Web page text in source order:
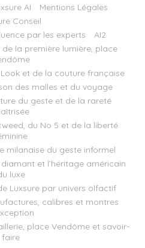
AI
Mentions Légales
Conseil
par les experts
AI2
la première lumière, place
et de la couture française
des malles et du voyage
du geste et de la rareté
du No 5 et de la liberté
milanaise du geste informel
et l’héritage américain
luxe
Luxsure par univers olfactif
calibres et montres
place Vendôme et savoir-
faire